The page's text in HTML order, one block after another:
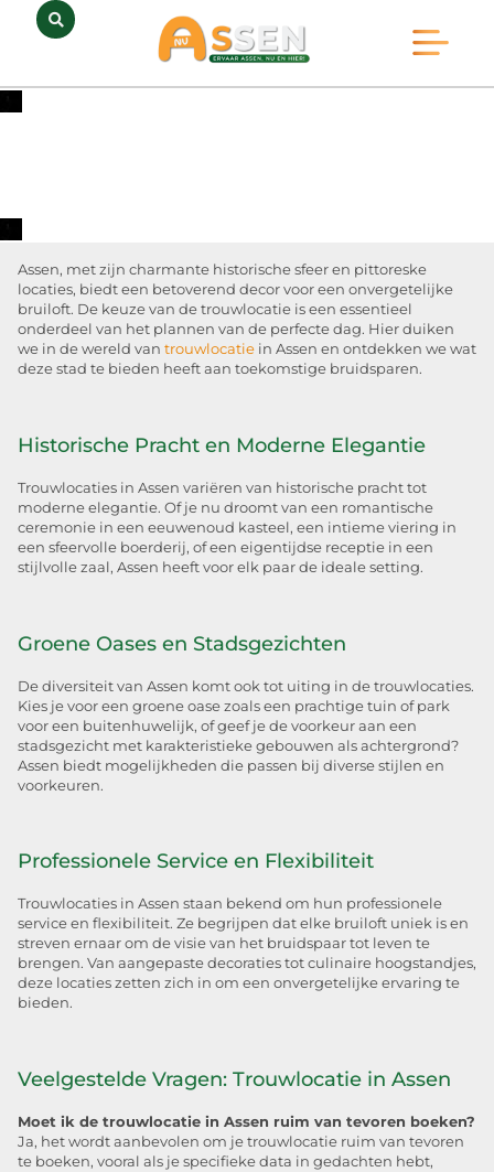
Assen, met zijn charmante historische sfeer en pittoreske
locaties, biedt een betoverend decor voor een onvergetelijke
bruiloft. De keuze van de trouwlocatie is een essentieel
onderdeel van het plannen van de perfecte dag. Hier duiken
we in de wereld van trouwlocatie in Assen en ontdekken we wat
deze stad te bieden heeft aan toekomstige bruidsparen.
Historische Pracht en Moderne Elegantie
Trouwlocaties in Assen variëren van historische pracht tot
moderne elegantie. Of je nu droomt van een romantische
ceremonie in een eeuwenoud kasteel, een intieme viering in
een sfeervolle boerderij, of een eigentijdse receptie in een
stijlvolle zaal, Assen heeft voor elk paar de ideale setting.
Groene Oases en Stadsgezichten
De diversiteit van Assen komt ook tot uiting in de trouwlocaties.
Kies je voor een groene oase zoals een prachtige tuin of park
voor een buitenhuwelijk, of geef je de voorkeur aan een
stadsgezicht met karakteristieke gebouwen als achtergrond?
Assen biedt mogelijkheden die passen bij diverse stijlen en
voorkeuren.
Professionele Service en Flexibiliteit
Trouwlocaties in Assen staan bekend om hun professionele
service en flexibiliteit. Ze begrijpen dat elke bruiloft uniek is en
streven ernaar om de visie van het bruidspaar tot leven te
brengen. Van aangepaste decoraties tot culinaire hoogstandjes,
deze locaties zetten zich in om een onvergetelijke ervaring te
bieden.
Veelgestelde Vragen: Trouwlocatie in Assen
Moet ik de trouwlocatie in Assen ruim van tevoren boeken?
Ja, het wordt aanbevolen om je trouwlocatie ruim van tevoren
te boeken, vooral als je specifieke data in gedachten hebt,